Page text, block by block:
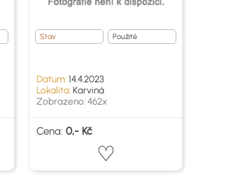
Stav Použité
Datum:14.4.2023
Lokalita:Karviná
Zobrazeno: 462x
Cena: 0,- Kč